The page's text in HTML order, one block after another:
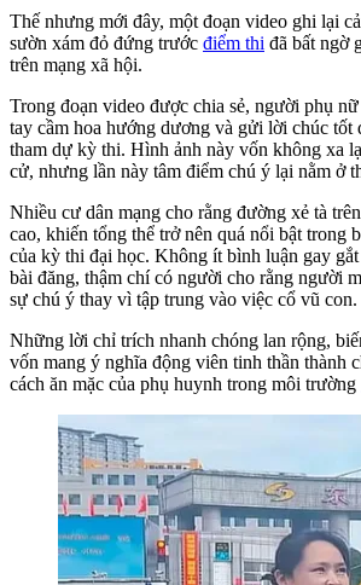
Thế nhưng mới đây, một đoạn video ghi lại
sườn xám đỏ đứng trước điểm thi đã bất ngờ
trên mạng xã hội.
Trong đoạn video được chia sẻ, người phụ
tay cầm hoa hướng dương và gửi lời chúc tốt
tham dự kỳ thi. Hình ảnh này vốn không xa
cử, nhưng lần này tâm điểm chú ý lại nằm ở
Nhiều cư dân mạng cho rằng đường xẻ tà
cao, khiến tổng thể trở nên quá nổi bật trong
của kỳ thi đại học. Không ít bình luận gay
bài đăng, thậm chí có người cho rằng người
sự chú ý thay vì tập trung vào việc cổ vũ con.
Những lời chỉ trích nhanh chóng lan rộng,
vốn mang ý nghĩa động viên tinh thần thành
cách ăn mặc của phụ huynh trong môi trường